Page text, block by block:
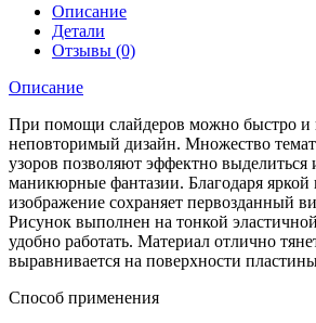
Описание
Детали
Отзывы (0)
Описание
При помощи слайдеров можно быстро и
неповторимый дизайн. Множество
узоров позволяют эффектно
маникюрные фантазии. Благодаря яркой
изображение сохраняет первозданный
Рисунок выполнен на тонкой
удобно работать. Материал отлично
выравнивается на поверхности
Способ применения